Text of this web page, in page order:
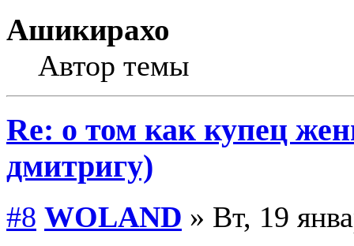
Ашикирахо
Автор темы
Re: о том как купец
дмитригу)
#8 WOLAND » Вт, 19